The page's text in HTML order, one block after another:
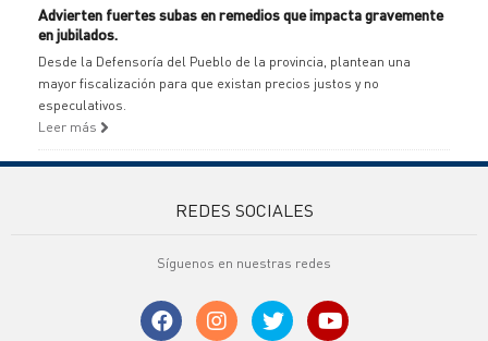
Advierten fuertes subas en remedios que impacta gravemente
en jubilados.
Desde la Defensoría del Pueblo de la provincia, plantean una
mayor fiscalización para que existan precios justos y no
especulativos.
Leer más
REDES SOCIALES
Síguenos en nuestras redes